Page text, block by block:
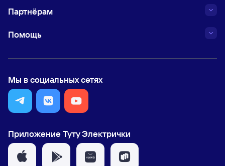
Партнёрам
Помощь
Мы в социальных сетях
Приложение Туту Электрички